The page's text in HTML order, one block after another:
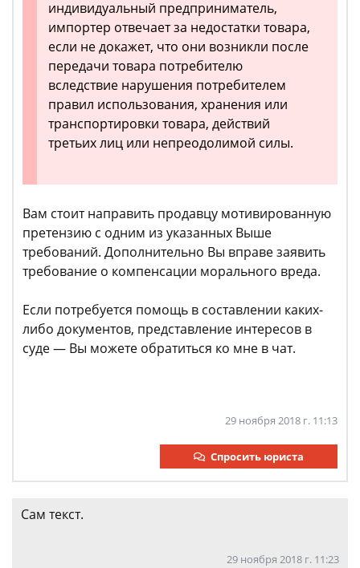
индивидуальный предприниматель,
импортер отвечает за недостатки товара,
если не докажет, что они возникли после
передачи товара потребителю
вследствие нарушения потребителем
правил использования, хранения или
транспортировки товара, действий
третьих лиц или непреодолимой силы.
Вам стоит направить продавцу мотивированную
претензию с одним из указанных Выше
требований. Дополнительно Вы вправе заявить
требование о компенсации морального вреда.
Если потребуется помощь в составлении каких-
либо документов, представление интересов в
суде — Вы можете обратиться ко мне в чат.
29 ноября 2018 г. 11:13
Спросить юриста
Сам текст.
29 ноября 2018 г. 11:23